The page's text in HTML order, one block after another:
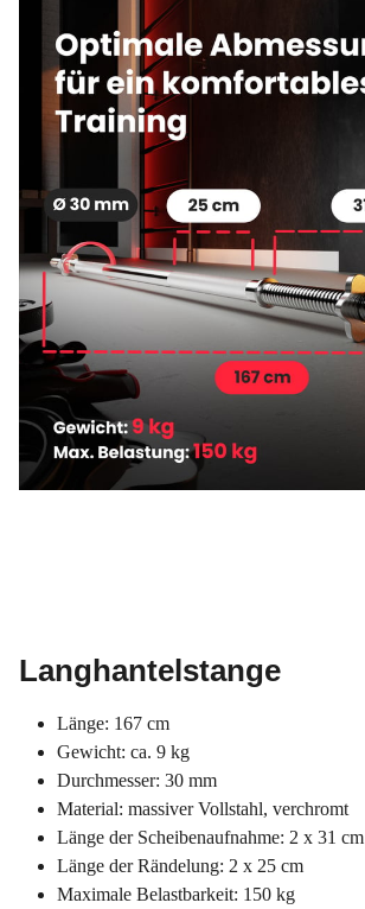
Langhantelstange
Länge: 167 cm
Gewicht: ca. 9 kg
Durchmesser: 30 mm
Material: massiver Vollstahl, verchromt
Länge der Scheibenaufnahme: 2 x 31 cm
Länge der Rändelung: 2 x 25 cm
Maximale Belastbarkeit: 150 kg